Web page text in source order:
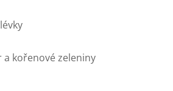
kořenové zeleniny